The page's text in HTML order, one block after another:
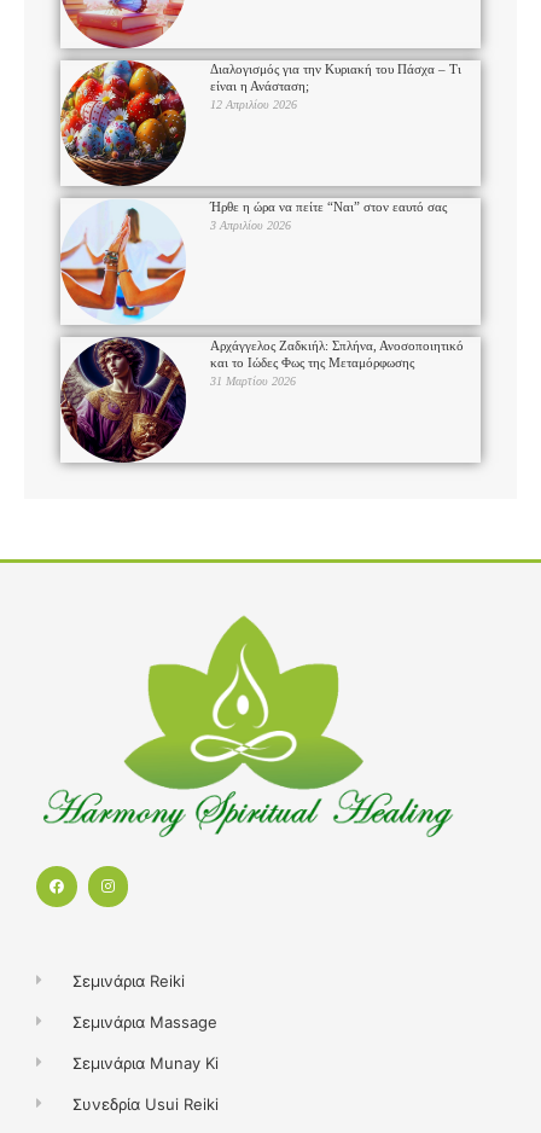
Διαλογισμός για την Κυριακή του Πάσχα – Τι
είναι η Ανάσταση;
12 Απριλίου 2026
Ήρθε η ώρα να πείτε “Ναι” στον εαυτό σας
3 Απριλίου 2026
Αρχάγγελος Ζαδκιήλ: Σπλήνα, Ανοσοποιητικό
και το Ιώδες Φως της Μεταμόρφωσης
31 Μαρτίου 2026
F
a
I
n
m
Σεμινάρια Reiki
Σεμινάρια Massage
Σεμινάρια Munay Ki
Συνεδρία Usui Reiki